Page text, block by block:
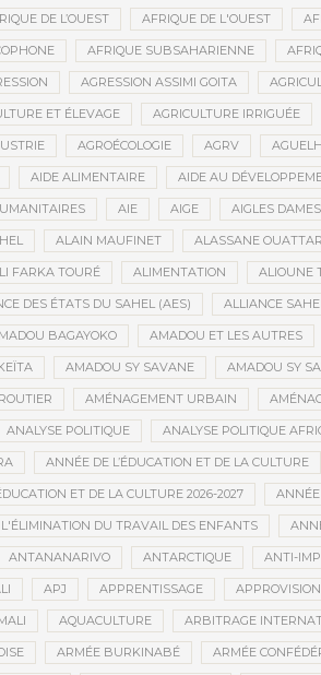
DE L’OUEST AFRIQUE DE L'OUEST
AFRIQUE SUBSAHARIENNE
AGRESSION ASSIMI GOITA
ET ÉLEVAGE AGRICULTURE IRRIGUÉE
AGROÉCOLOGIE AGRV
AIDE ALIMENTAIRE AIDE AU
AIE AIGE AIGLES
ALAIN MAUFINET ALASSANE
FARKA TOURÉ ALIMENTATION ALIOUNE
DES ÉTATS DU SAHEL (AES) ALLIANCE
BAGAYOKO AMADOU ET LES AUTRES
AMADOU SY SAVANE AMADOU SY
AMÉNAGEMENT URBAIN
ANALYSE POLITIQUE ANALYSE POLITIQUE
ANNÉE DE L’ÉDUCATION ET DE LA CULTURE
ET DE LA CULTURE 2026-2027
DU TRAVAIL DES ENFANTS
ANTANANARIVO ANTARCTIQUE ANTI-
APJ APPRENTISSAGE
AQUACULTURE ARBITRAGE
ARMÉE BURKINABÉ ARMÉE